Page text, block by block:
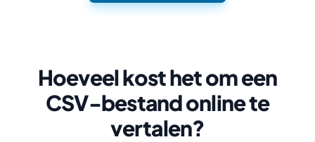
Hoeveel kost het om een
CSV-bestand online te
vertalen?